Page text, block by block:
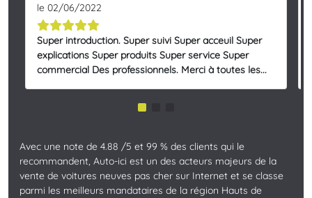
le 02/06/2022
Super introduction. Super suivi Super acceuil Super
explications Super produits Super service Super
commercial Des professionnels. Merci à toutes les...
Avec une note de 4.88 /5 et 99 % des clients qui le
recommandent, Auto-ici est un des acteurs majeurs de la
vente de voitures neuves pas cher sur Internet et se classe
parmi les meilleurs mandataires de la région Hauts de